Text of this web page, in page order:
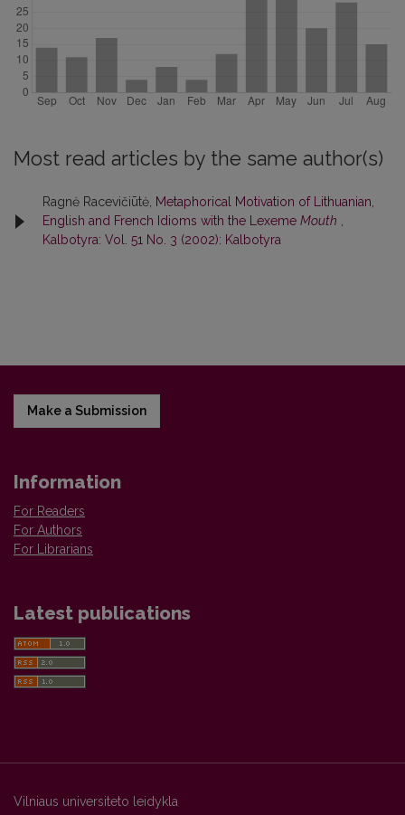
Most read articles by the same author(s)
Ragnė Racevičiūtė, Metaphorical Motivation of Lithuanian,
English and French Idioms with the Lexeme Mouth
Kalbotyra: Vol. 51 No. 3 (2002): Kalbotyra
Make a Submission
Information
For Readers
For Authors
For Librarians
Latest publications
Vilniaus universiteto leidykla